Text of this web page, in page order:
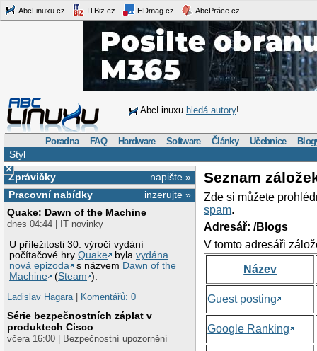
AbcLinuxu.cz ITBiz.cz HDmag.cz AbcPráce.cz
AbcLinuxu hledá autory!
Poradna FAQ Hardware Software Články Učebnice
Styl
×
napište »
Zprávičky
inzerujte »
Pracovní nabídky
Quake: Dawn of the Machine
dnes 04:44 | IT novinky
U příležitosti 30. výročí vydání
počítačové hryQuake bylavydána
nová epizoda
s názvem Dawn of the
Machine
(Steam ).
Ladislav Hagara| Komentářů: 0
Série bezpečnostních záplat v
produktech Cisco
včera 16:00 | Bezpečnostní upozornění
Seznam
Zde si můžete
spam.
Adresář: /Blogs
V tomto adresáři
Název
Guest posting
Google Ranking